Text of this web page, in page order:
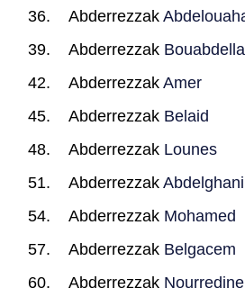
Abderrezzak
Abderrezzak
AbderrezzakAmer
Abderrezzak Belaid
Abderrezzak Lounes
AbderrezzakAbdelghani
Abderrezzak Mohamed
Abderrezzak Belgacem
Abderrezzak Nourredine